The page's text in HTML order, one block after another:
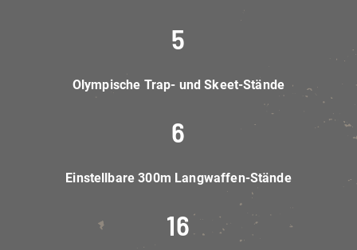
5
Olympische Trap- und Skeet-Stände
6
Einstellbare 300m Langwaffen-Stände
16